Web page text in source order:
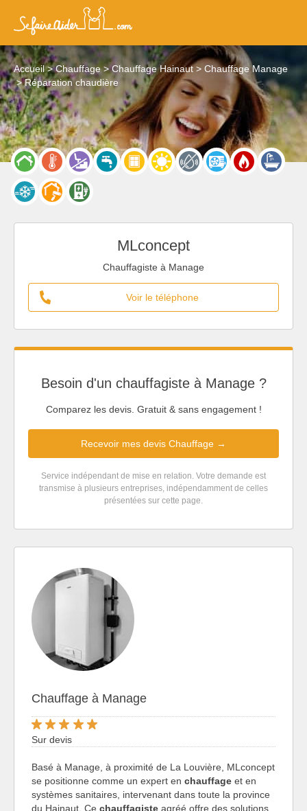
Accueil Chauffage Chauffage Hainaut
Chauffage Manage
Réparation chaudière
MLconcept
Chauffagiste à Manage
Voir le téléphone
Besoin d'un chauffagiste à Manage ?
Comparez les devis. Gratuit & sans engagement !
Recevoir mes devis Chauffage →
Service indépendant de mise en relation. Votre demande est
transmise à plusieurs entreprises, indépendamment de celles
présentées sur cette page.
Chauffage à Manage
Sur devis
Basé à Manage, à proximité de La Louvière, MLconcept
se positionne comme un expert en chauffage et en
systèmes sanitaires, intervenant dans toute la province
du Hainaut. Ce chauffagiste agréé offre des solutions